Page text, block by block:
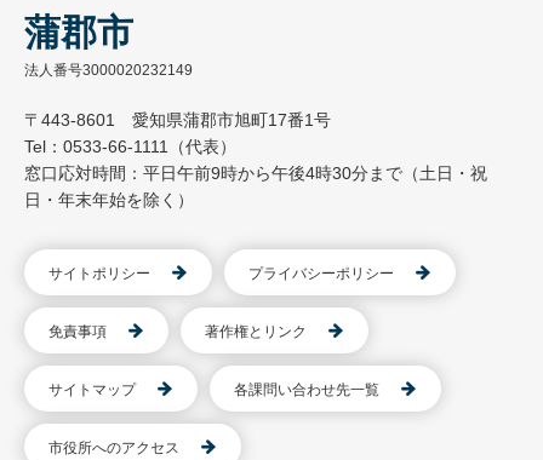
蒲郡市
法人番号3000020232149
〒443-8601 愛知県蒲郡市旭町17番1号
Tel：0533-66-1111（代表）
窓口応対時間：平日午前9時から午後4時30分まで（土日・祝
日・年末年始を除く）
サイトポリシー プライバシーポリシー
免責事項 著作権とリンク
サイトマップ 各課問い合わせ先一覧
市役所へのアクセス